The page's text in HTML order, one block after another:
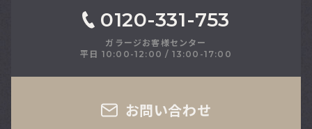
0120-331-753
ガラージお客様センター
平日 10:00-12:00 / 13:00-17:00
お問い合わせ